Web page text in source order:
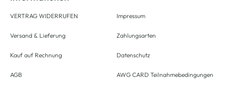
VERTRAG WIDERRUFEN
Versand & Lieferung
Kauf auf Rechnung
AGB
Impressum
Zahlungsarten
Datenschutz
AWG CARD Teilnahmebedingungen